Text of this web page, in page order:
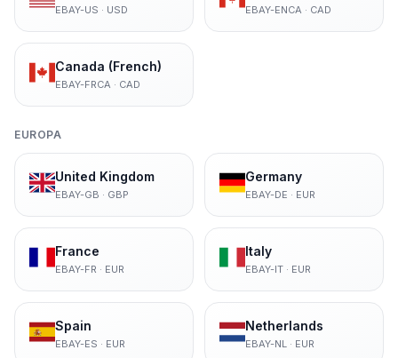
EBAY-US · USD EBAY-ENCA · CAD
Canada (French)
EBAY-FRCA · CAD
EUROPA
United Kingdom
EBAY-GB · GBP
Germany
EBAY-DE · EUR
France
EBAY-FR · EUR
Italy
EBAY-IT· EUR
Spain
EBAY-ES · EUR
Netherlands
EBAY-NL· EUR